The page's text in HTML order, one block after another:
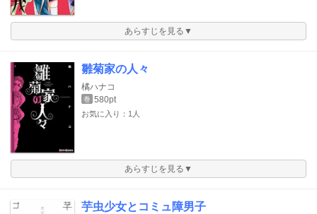
あらすじを見る▼
雛菊家の人々
橘ハナコ
巻 580pt
お気に入り：1人
あらすじを見る▼
芋虫少女とコミュ障男子